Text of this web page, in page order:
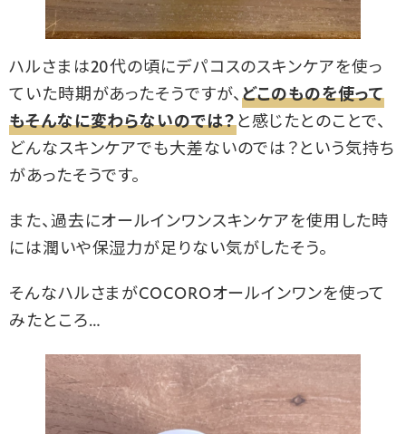
ハルさまは20代の頃にデパコスのスキンケアを使っ
ていた時期があったそうですが、 どこのものを使って
もそんなに変わらないのでは？と感じたとのことで、
どんなスキンケアでも大差ないのでは？という気持ち
があったそうです。
また、過去にオールインワンスキンケアを使用した時
には潤いや保湿力が足りない気がしたそう。
そんなハルさまがCOCOROオールインワンを使って
みたところ…